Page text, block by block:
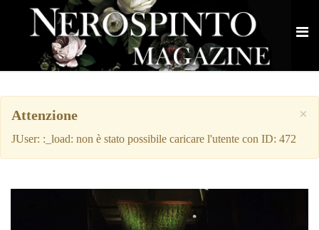
×
Attenzione
JUser: :_load: non è stato possibile caricare l'utente con ID: 472